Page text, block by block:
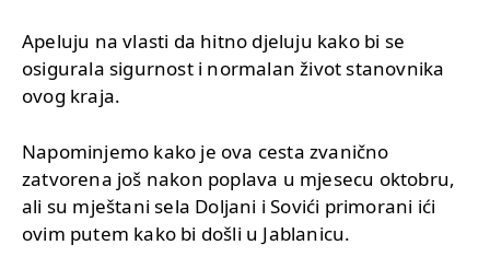
Apeluju na vlasti da hitno djeluju kako bi se
osigurala sigurnost i normalan život stanovnika
ovog kraja.
Napominjemo kako je ova cesta zvanično
zatvorena još nakon poplava u mjesecu oktobru,
ali su mještani sela Doljani i Sovići primorani ići
ovim putem kako bi došli u Jablanicu.